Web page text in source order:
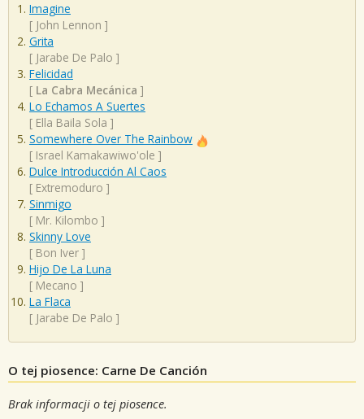
Imagine
[ John Lennon ]
Grita
[ Jarabe De Palo ]
Felicidad
[ La Cabra Mecánica ]
Lo Echamos A Suertes
[ Ella Baila Sola ]
Somewhere Over The Rainbow
[ Israel Kamakawiwo'ole ]
Dulce Introducción Al Caos
[ Extremoduro ]
Sinmigo
[ Mr. Kilombo ]
Skinny Love
[ Bon Iver ]
Hijo De La Luna
[ Mecano ]
La Flaca
[ Jarabe De Palo ]
O tej piosence: Carne De Canción
Brak informacji o tej piosence.